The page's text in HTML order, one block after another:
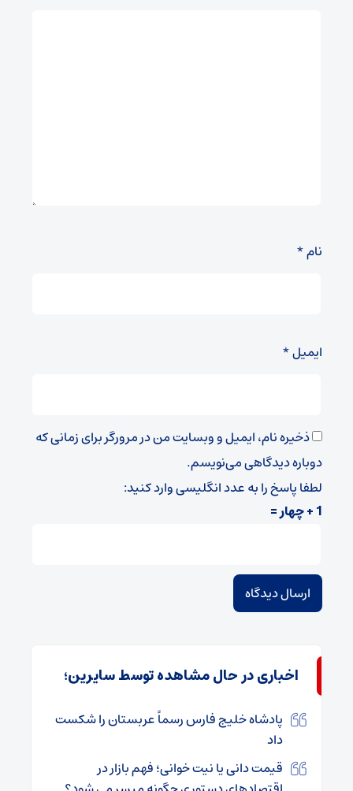
نام*
ایمیل*
ذخیره نام، ایمیل و وبسایت من در مرورگر برای زمانی که
دوباره دیدگاهی می‌نویسم.
لطفا پاسخ را به عدد انگلیسی وارد کنید:
1 + چهار =
اخباری در حال مشاهده توسط سایرین؛
پادشاه خلیج فارس رسماً عربستان را شکست
داد
قیمت دانی یا نیت خوانی؛ فهم بازار در